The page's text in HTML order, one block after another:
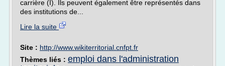
carrière (I). Ils peuvent également être représentés dans
des institutions de...
Lire la suite
Site : http://www.wikiterritorial.cnfpt.fr
Thèmes liés : emploi dans l'administration